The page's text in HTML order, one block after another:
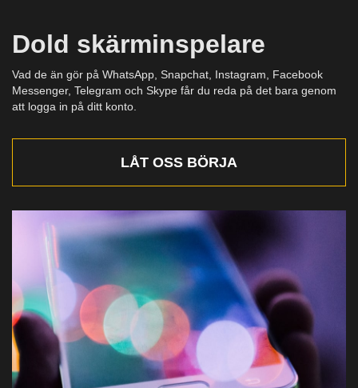
Dold skärminspelare
Vad de än gör på WhatsApp, Snapchat, Instagram, Facebook
Messenger, Telegram och Skype får du reda på det bara genom
att logga in på ditt konto.
LÅT OSS BÖRJA